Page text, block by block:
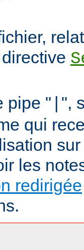
pipe " ",
qui
les
redirigée